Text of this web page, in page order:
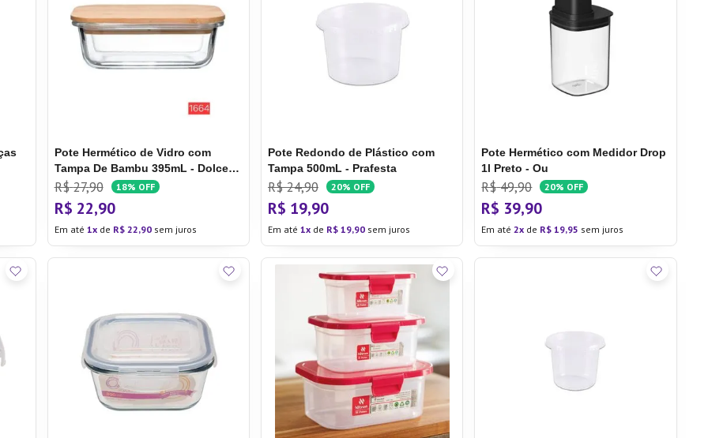
Pote Hermético de Vidro com
Tampa De Bambu 395mL - Dolce
Home
R$ 27,90 18% OFF
R$ 22,90
Em até 1 de R$ 22,90sem juros
Pote Redondo de Plástico com
Tampa 500mL - Prafesta
R$ 24,90 20% OFF
R$ 19,90
Em até 1 de R$ 19,90sem juros
Pote Hermético com Medidor Drop
1l Preto - Ou
R$ 49,90 20% OFF
R$ 39,90
Em até2 de R$ 19,95 sem juros